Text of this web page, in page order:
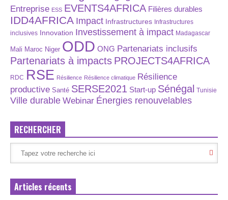
Entreprise ESS EVENTS4AFRICA Filières durables
IDD4AFRICA Impact Infrastructures Infrastructures
inclusives Innovation Investissement à impact Madagascar
Mali Maroc Niger ODD ONG Partenariats inclusifs
Partenariats à impacts PROJECTS4AFRICA
RDC RSE Résilience Résilience climatique Résilience
productive Santé SERSE2021 Start-up Sénégal Tunisie
Ville durable Webinar Énergies renouvelables
RECHERCHER
Articles récents